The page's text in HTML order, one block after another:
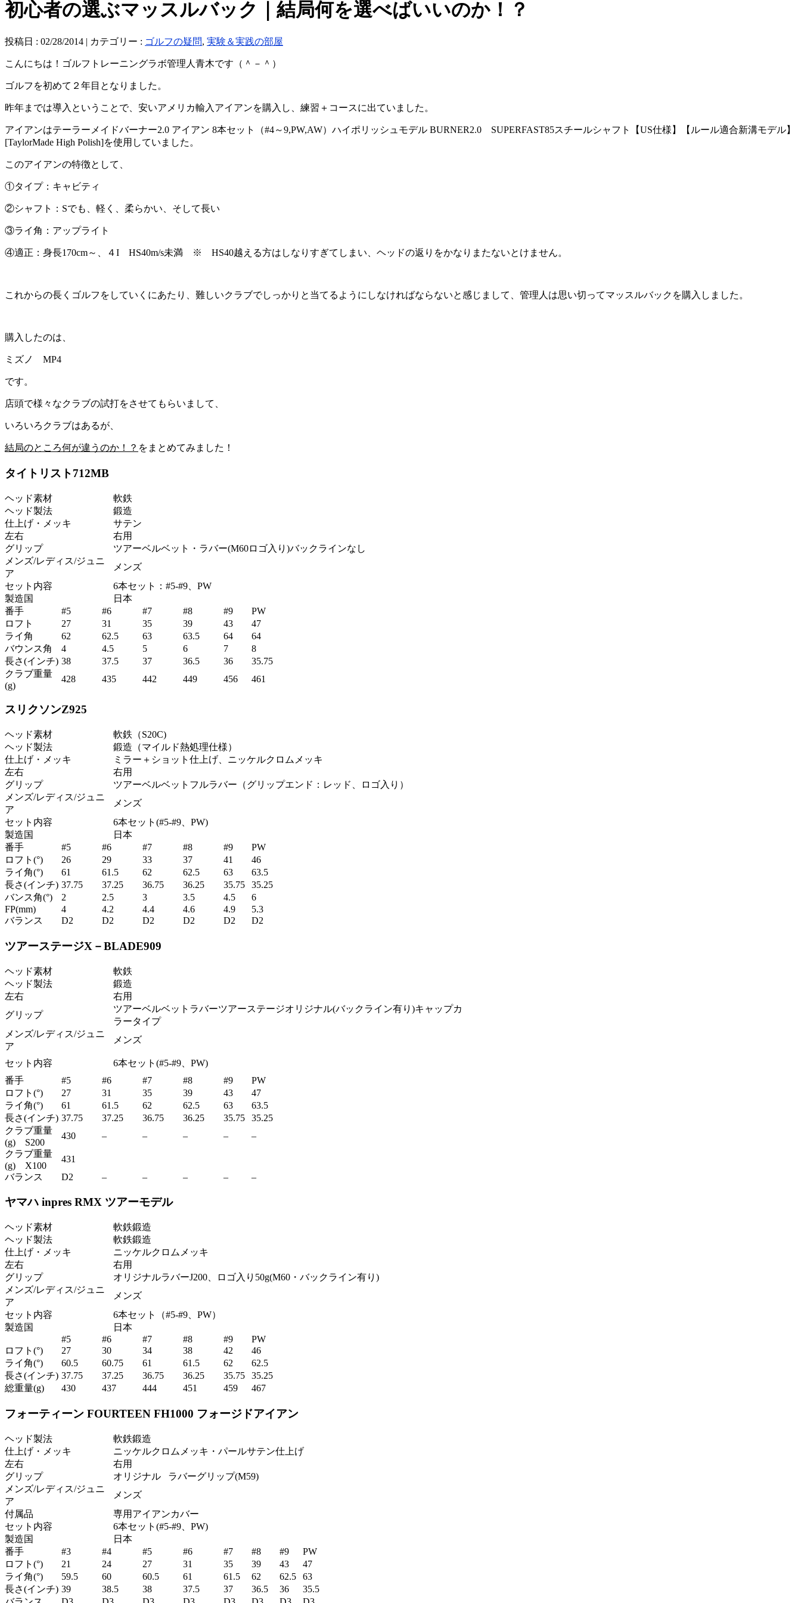
初心者の選ぶマッスルバック｜結局何を選べばいいのか！？
投稿日 : 02/28/2014 | カテゴリー : ゴルフの疑問, 実験＆実践の部屋
こんにちは！ゴルフトレーニングラボ管理人青木です（＾－＾）
ゴルフを初めて２年目となりました。
昨年までは導入ということで、安いアメリカ輸入アイアンを購入し、練習＋コースに出ていました。
アイアンはテーラーメイドバーナー2.0 アイアン 8本セット（#4～9,PW,AW）ハイポリッシュモデル BURNER2.0 SUPERFAST85スチールシャフト【US仕様】【ルール適合新溝モデル】
[TaylorMade High Polish]を使用していました。
このアイアンの特徴として、
①タイプ：キャビティ
②シャフト：Sでも、軽く、柔らかい、そして長い
③ライ角：アップライト
④適正：身長170cm～、４I HS40m/s未満 ※ HS40越える方はしなりすぎてしまい、ヘッドの返りをかなりまたないとけません。
これからの長くゴルフをしていくにあたり、難しいクラブでしっかりと当てるようにしなければならないと感じまして、管理人は思い切ってマッスルバックを購入しました。
購入したのは、
ミズノ MP4
です。
店頭で様々なクラブの試打をさせてもらいまして、
いろいろクラブはあるが、
結局のところ何が違うのか！？ をまとめてみました！
タイトリスト712MB
ヘッド素材
軟鉄
ヘッド製法
鍛造
仕上げ・メッキ
サテン
左右
右用
グリップ
ツアーベルベット・ラバー(M60ロゴ入り)バックラインなし
メンズ/レディス/ジュニ
ア
メンズ
セット内容
6本セット：#5-#9、PW
製造国
日本
番手
#5 #6 #7 #8 #9
PW
ロフト
27 31 35 39 43
47
ライ角
62 62.5 63 63.5 64
64
バウンス角
4 4.5 5 6 7
8
長さ(インチ) 38 37.5 37 36.5 36
35.75
クラブ重量
(g)
428 435 442 449 456 461
スリクソンZ925
ヘッド素材
軟鉄（S20C)
ヘッド製法
鍛造（マイルド熱処理仕様）
仕上げ・メッキ
ミラー＋ショット仕上げ、ニッケルクロムメッキ
左右
右用
グリップ
ツアーベルベットフルラバー（グリップエンド：レッド、ロゴ入り）
メンズ/レディス/ジュニ
ア
メンズ
セット内容
6本セット(#5-#9、PW)
製造国
日本
番手
#5 #6 #7 #8 #9
PW
ロフト(°)
26 29 33 37 41
46
ライ角(°)
61 61.5 62 62.5 63
63.5
長さ(インチ) 37.75 37.25 36.75 36.25 35.75
35.25
バンス角(°)
2 2.5 3 3.5 4.5
6
FP(mm)
4 4.2 4.4 4.6 4.9
5.3
バランス
D2 D2 D2 D2 D2 D2
ツアーステージX－BLADE909
ヘッド素材
軟鉄
ヘッド製法
鍛造
左右
右用
グリップ
ツアーベルベットラバーツアーステージオリジナル(バックライン有り)キャップカ
ラータイプ
メンズ/レディス/ジュニ
ア
メンズ
セット内容
6本セット(#5-#9、PW)
番手
#5 #6 #7 #8 #9
PW
ロフト(°)
27 31 35 39 43
47
ライ角(°)
61 61.5 62 62.5 63
63.5
長さ(インチ) 37.75 37.25 36.75 36.25 35.75
35.25
クラブ重量
(g) S200
430 – – – –
–
クラブ重量
(g) X100
431
バランス
D2 – – – – –
ヤマハ inpres RMX ツアーモデル
ヘッド素材
軟鉄鍛造
ヘッド製法
軟鉄鍛造
仕上げ・メッキ
ニッケルクロムメッキ
左右
右用
グリップ
オリジナルラバーJ200、ロゴ入り50g(M60・バックライン有り)
メンズ/レディス/ジュニ
ア
メンズ
セット内容
6本セット（#5-#9、PW）
製造国
日本
#5
#6 #7 #8 #9
PW
ロフト(°)
27 30 34 38 42
46
ライ角(°)
60.5 60.75 61 61.5 62
62.5
長さ(インチ) 37.75 37.25 36.75 36.25 35.75
35.25
総重量(g)
430 437 444 451 459 467
フォーティーン FOURTEEN FH1000 フォージドアイアン
ヘッド製法
軟鉄鍛造
仕上げ・メッキ
ニッケルクロムメッキ・パールサテン仕上げ
左右
右用
グリップ
オリジナル ラバーグリップ(M59)
メンズ/レディス/ジュニ
ア
メンズ
付属品
専用アイアンカバー
セット内容
6本セット(#5-#9、PW)
製造国
日本
番手
#3 #4 #5 #6 #7 #8 #9
PW
ロフト(°)
21 24 27 31 35 39 43
47
ライ角(°)
59.5 60 60.5 61 61.5 62 62.5
63
長さ(インチ) 39 38.5 38 37.5 37 36.5 36
35.5